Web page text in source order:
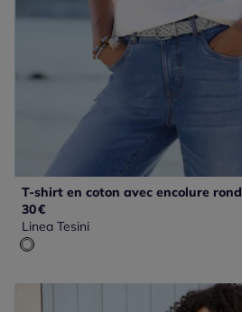
T-shirt en coton avec encolure
30€
Linea Tesini